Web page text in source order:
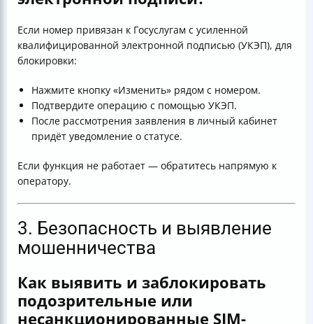
Если номер привязан к Госуслугам с усиленной
квалифицированной электронной подписью (УКЭП), для
блокировки:
Нажмите кнопку «Изменить» рядом с номером.
Подтвердите операцию с помощью УКЭП.
После рассмотрения заявления в личный кабинет
придёт уведомление о статусе.
Если функция не работает — обратитесь напрямую к
оператору.
3. Безопасность и выявление
мошенничества
Как выявить и заблокировать
подозрительные или
несанкционированные SIM-